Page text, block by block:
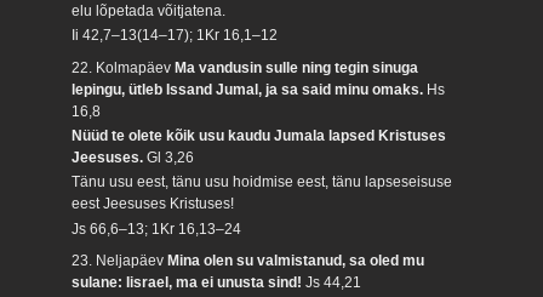
elu lõpetada võitjatena.
Ii 42,7–13(14–17); 1Kr 16,1–12
22. KolmapäevMa vandusin sulle ning tegin sinuga
lepingu, ütleb Issand Jumal, ja sa said minu omaks. Hs
16,8
Nüüd te olete kõik usu kaudu Jumala lapsed Kristuses
Jeesuses.Gl 3,26
Tänu usu eest, tänu usu hoidmise eest, tänu lapseseisuse
eest Jeesuses Kristuses!
Js 66,6–13; 1Kr 16,13–24
23. Neljapäev Mina olen su valmistanud, sa oled mu
sulane: Iisrael, ma ei unusta sind!Js 44,21